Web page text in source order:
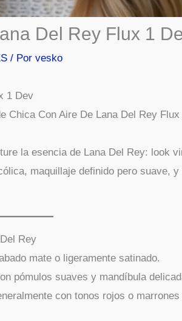
Del Rey Flux 1
/ Porvesko
1 Dev
la esencia de Lana Del Rey: look
maquillaje definido pero suave, y
Rey
mate o ligeramente satinado.
pómulos suaves y mandíbula
con tonos rojos o marrones